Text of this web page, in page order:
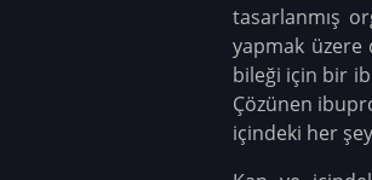
tasarlanmış
yapmak üzere
bileği için bir
Çözünen
içindeki her